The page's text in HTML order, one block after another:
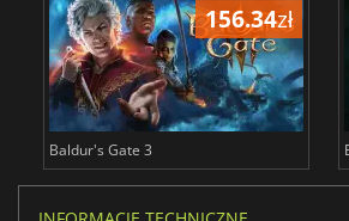
156.34zł
Baldur's Gate 3